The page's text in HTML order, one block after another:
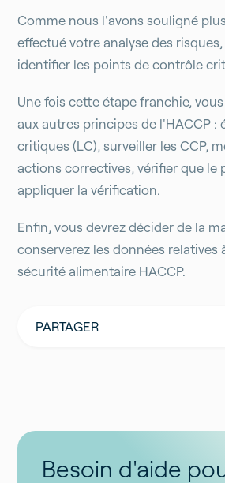
Comme nous l'avons souligné
effectué votre analyse des
identifier les points de contrôle
Une fois cette étape franchie,
aux autres principes de l'HACCP :
critiques (LC), surveiller les CCP,
actions correctives, vérifier que le
appliquer la vérification.
Enfin, vous devrez décider de la
conserverez les données relatives
sécurité alimentaire HACCP.
PARTAGER
Besoin d'aide